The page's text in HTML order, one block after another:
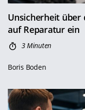
Unsicherheit über
auf Reparatur ein
3 Minuten
Boris Boden